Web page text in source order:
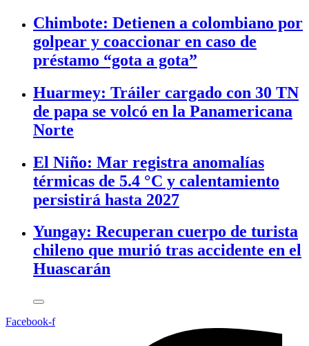
Chimbote: Detienen a colombiano por
golpear y coaccionar en caso de
préstamo “gota a gota”
Huarmey: Tráiler cargado con 30 TN
de papa se volcó en la Panamericana
Norte
El Niño: Mar registra anomalías
térmicas de 5.4 °C y calentamiento
persistirá hasta 2027
Yungay: Recuperan cuerpo de turista
chileno que murió tras accidente en el
Huascarán
Facebook-f